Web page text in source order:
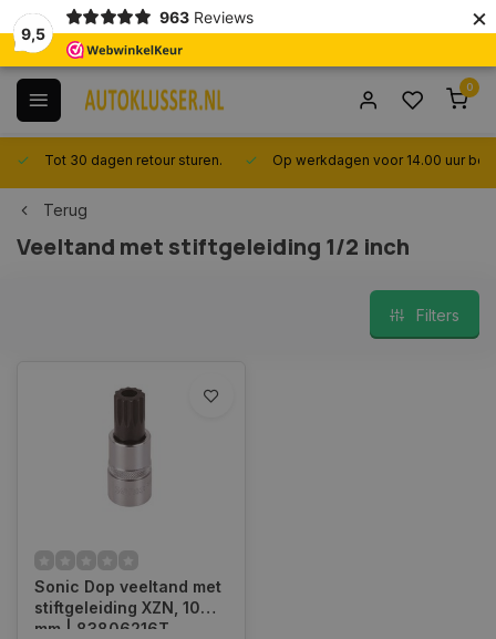
9,5
963 Reviews ×
0
Tot 30 dagen retour sturen. Op werkdagen voor 14.00 uur
Terug
Veeltand met stiftgeleiding 1/2 inch
Filters
Sonic Dop veeltand met
stiftgeleiding XZN, 10
mm | 83806216T